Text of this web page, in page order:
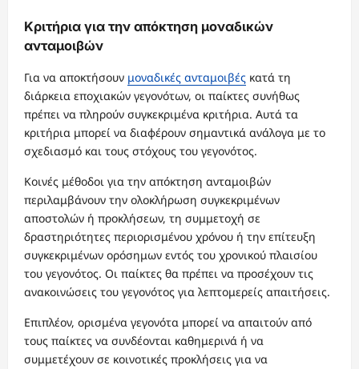
Κριτήρια για την απόκτηση μοναδικών
ανταμοιβών
Για να αποκτήσουν μοναδικές ανταμοιβές κατά τη
διάρκεια εποχιακών γεγονότων, οι παίκτες συνήθως
πρέπει να πληρούν συγκεκριμένα κριτήρια. Αυτά τα
κριτήρια μπορεί να διαφέρουν σημαντικά ανάλογα με το
σχεδιασμό και τους στόχους του γεγονότος.
Κοινές μέθοδοι για την απόκτηση ανταμοιβών
περιλαμβάνουν την ολοκλήρωση συγκεκριμένων
αποστολών ή προκλήσεων, τη συμμετοχή σε
δραστηριότητες περιορισμένου χρόνου ή την επίτευξη
συγκεκριμένων ορόσημων εντός του χρονικού πλαισίου
του γεγονότος. Οι παίκτες θα πρέπει να προσέχουν τις
ανακοινώσεις του γεγονότος για λεπτομερείς απαιτήσεις.
Επιπλέον, ορισμένα γεγονότα μπορεί να απαιτούν από
τους παίκτες να συνδέονται καθημερινά ή να
συμμετέχουν σε κοινοτικές προκλήσεις για να